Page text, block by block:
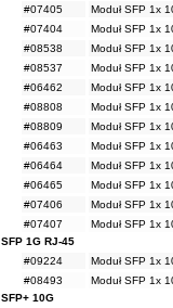
#07405
Moduł SFP 1x
#07404
Moduł SFP 1x
#08538
Moduł SFP 1x
#08537
Moduł SFP 1x
#06462
Moduł SFP 1x
#08808
Moduł SFP 1x
#08809
Moduł SFP 1x
#06463
Moduł SFP 1x
#06464
Moduł SFP 1x
#06465
Moduł SFP 1x
#07406
Moduł SFP 1x
#07407
Moduł SFP 1x
SFP 1G RJ-45
#09224
Moduł SFP 1x
#08493
Moduł SFP 1x
SFP+ 10G